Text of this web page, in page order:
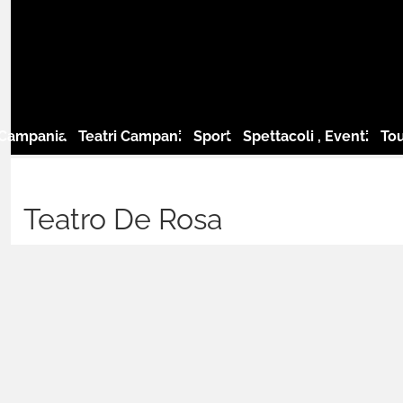
Teatri Campani Sport Spettacoli , Eventi
Teatro De Rosa